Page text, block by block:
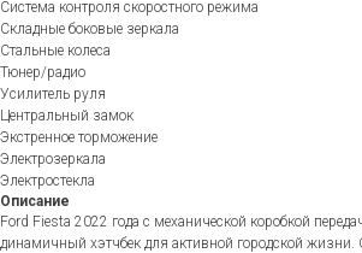
Система контроля скоростного режима
Складные боковые зеркала
Стальные колеса
Тюнер/радио
Усилитель руля
Центральный замок
Экстренное торможение
Электрозеркала
Электростекла
Описание
Ford Fiesta 2022 года с механической коробкой
динамичный хэтчбек для активной городской жизни.